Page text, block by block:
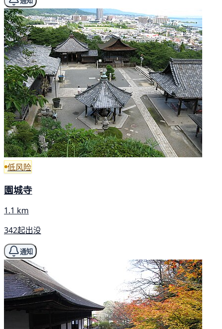
低风险
園城寺
1.1 km
342起出没
通知